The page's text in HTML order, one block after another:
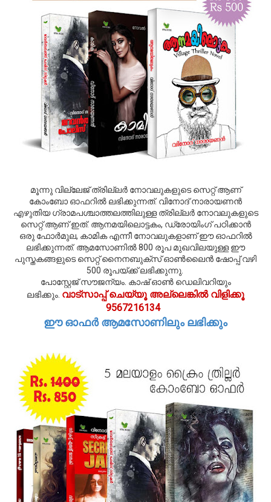
മൂന്നു വില്ലേജ് ത്രില്ലര്‍ നോവലുകളുടെ സെറ്റ് ആണ്
കോംബോ ഓഫറില്‍ ലഭിക്കുന്നത്. വിനോദ് നാരായണന്‍
എഴുതിയ ഗ്രാമപശ്ചാത്തലത്തിലുള്ള ത്രില്ലര്‍ നോവലുകളുടെ
സെറ്റ് ആണ് ഇത്. ആനമയിലൊട്ടകം, ഡ്രോയിംഗ് പഠിക്കാന്‍
ഒരു ഫോര്‍മുല, കാമിക എന്നീ നോവലുകളാണ് ഈ ഓഫറില്‍
ലഭിക്കുന്നത്. ആമസോണില്‍ 800 രൂപ മുഖവിലയുള്ള ഈ
പുസ്തകങ്ങളുടെ സെറ്റ് നൈനബുക്സ് ഓണ്‍ലൈന്‍ ഷോപ്പ് വഴി
500 രൂപയ്ക്ക് ലഭിക്കുന്നു.
പോസ്റ്റേജ് സൗജന്യം. കാഷ് ഓണ്‍ ഡെലിവറിയും
ലഭിക്കും. വാട്സാപ്പ് ചെയ്യൂ അല്ലെങ്കില്‍ വിളിക്കൂ
9567216134
ഈ ഓഫര്‍ ആമസോണിലും ലഭിക്കും